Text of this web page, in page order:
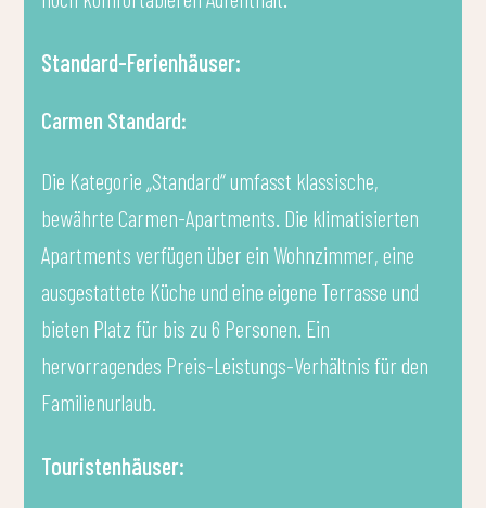
Standard-Ferienhäuser:
Carmen Standard:
Die Kategorie „Standard“ umfasst klassische,
bewährte Carmen-Apartments. Die klimatisierten
Apartments verfügen über ein Wohnzimmer, eine
ausgestattete Küche und eine eigene Terrasse und
bieten Platz für bis zu 6 Personen. Ein
hervorragendes Preis-Leistungs-Verhältnis für den
Familienurlaub.
Touristenhäuser: